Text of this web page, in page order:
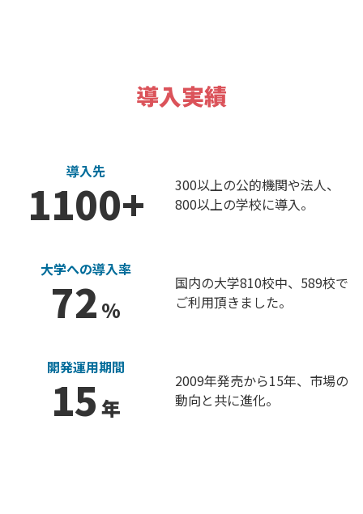
導入実績
導入先
1100+
300以上の公的機関や法人、
800以上の学校に導入。
大学への導入率
72 %
国内の大学810校中、 589校で
ご利用頂きました。
開発運用期間
15 年
2009年発売から15年、 市場の
動向と共に進化。